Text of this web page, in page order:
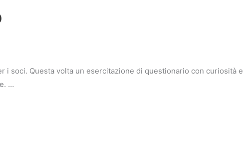
i soci. Questa volta un esercitazione di questionario con curiosità e
…